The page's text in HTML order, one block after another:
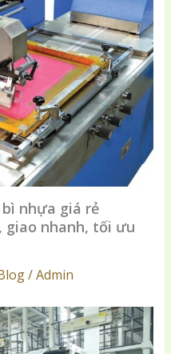
nhựa giá rẻ
giao nhanh, tối ưu
/ Admin